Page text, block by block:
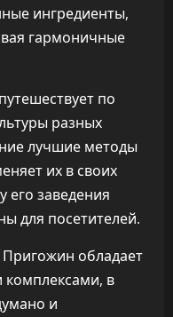
ингредиенты,
гармоничные
по
разных
лучшие методы
их в своих
его заведения
для посетителей.
обладает
в
и